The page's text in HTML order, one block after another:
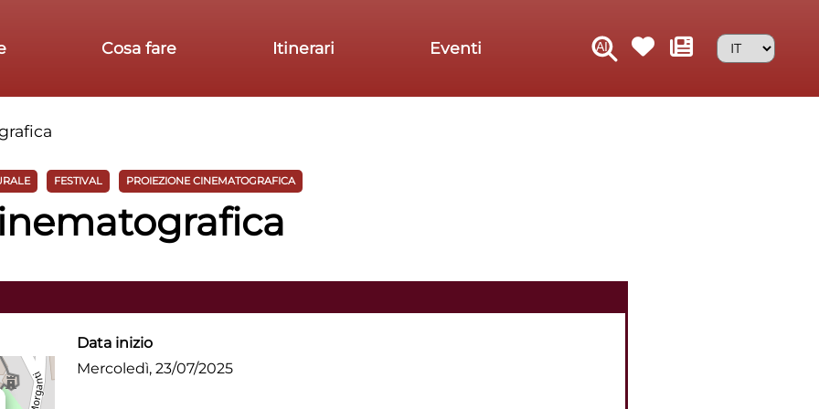
Cosa fare Itinerari Eventi
FESTIVAL PROIEZIONE CINEMATOGRAFICA
Data inizio
Mercoledì, 23/07/2025